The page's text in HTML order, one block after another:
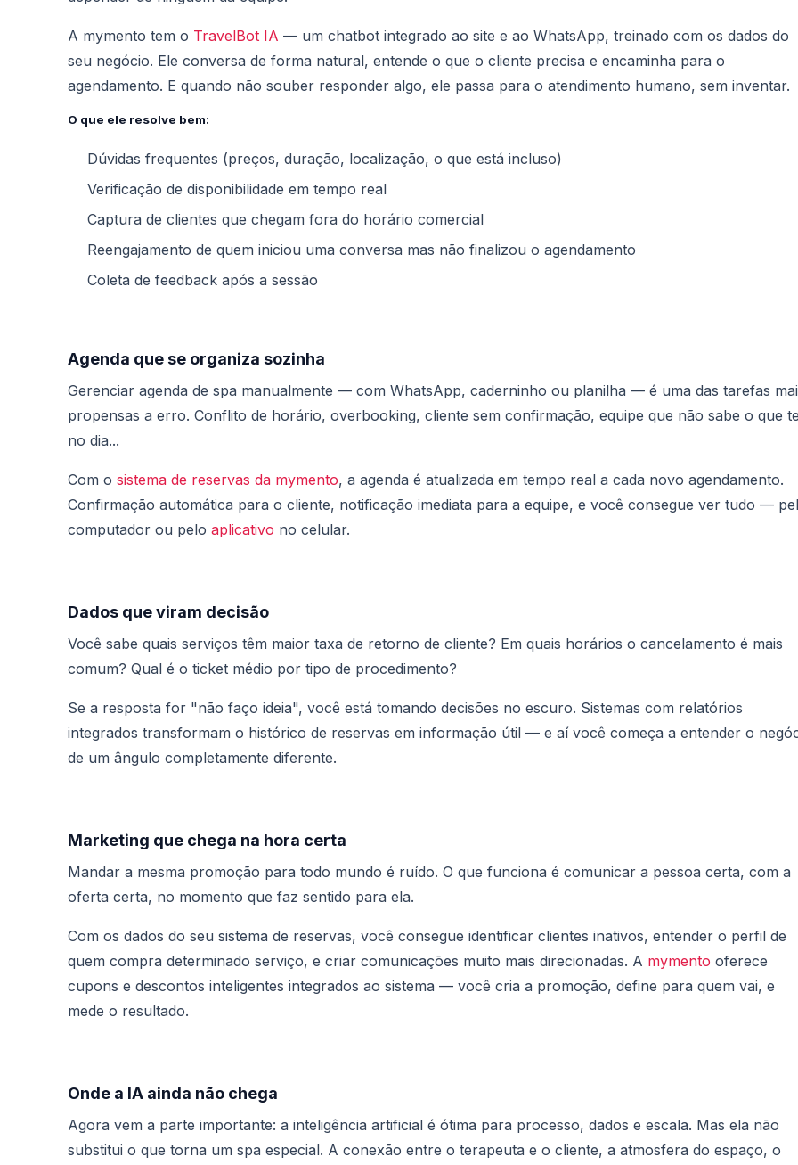
A mymento tem o TravelBot IA — um chatbot integrado ao site e ao WhatsApp, treinado com os dados do
seu negócio. Ele conversa de forma natural, entende o que o cliente precisa e encaminha para o
agendamento. E quando não souber responder algo, ele passa para o atendimento humano, sem inventar.
O que ele resolve bem:
Dúvidas frequentes (preços, duração, localização, o que está incluso)
Verificação de disponibilidade em tempo real
Captura de clientes que chegam fora do horário comercial
Reengajamento de quem iniciou uma conversa mas não finalizou o agendamento
Coleta de feedback após a sessão
Agenda que se organiza sozinha
Gerenciar agenda de spa manualmente — com WhatsApp, caderninho ou planilha — é uma das tarefas
propensas a erro. Conflito de horário, overbooking, cliente sem confirmação, equipe que não sabe o que
no dia...
Com o sistema de reservas da mymento, a agenda é atualizada em tempo real a cada novo agendamento.
Confirmação automática para o cliente, notificação imediata para a equipe, e você consegue ver tudo —
computador ou pelo aplicativo no celular.
Dados que viram decisão
Você sabe quais serviços têm maior taxa de retorno de cliente? Em quais horários o cancelamento é mais
comum? Qual é o ticket médio por tipo de procedimento?
Se a resposta for "não faço ideia", você está tomando decisões no escuro. Sistemas com relatórios
integrados transformam o histórico de reservas em informação útil — e aí você começa a entender o
de um ângulo completamente diferente.
Marketing que chega na hora certa
Mandar a mesma promoção para todo mundo é ruído. O que funciona é comunicar a pessoa certa, com a
oferta certa, no momento que faz sentido para ela.
Com os dados do seu sistema de reservas, você consegue identificar clientes inativos, entender o perfil de
quem compra determinado serviço, e criar comunicações muito mais direcionadas. A mymento oferece
cupons e descontos inteligentes integrados ao sistema — você cria a promoção, define para quem vai, e
mede o resultado.
Onde a IA ainda não chega
Agora vem a parte importante: a inteligência artificial é ótima para processo, dados e escala. Mas ela não
substitui o que torna um spa especial. A conexão entre o terapeuta e o cliente, a atmosfera do espaço, o